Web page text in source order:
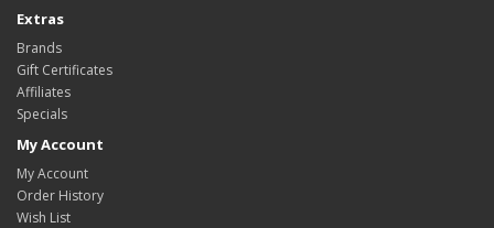
Extras
Brands
Gift Certificates
Affiliates
Specials
My Account
My Account
Order History
Wish List